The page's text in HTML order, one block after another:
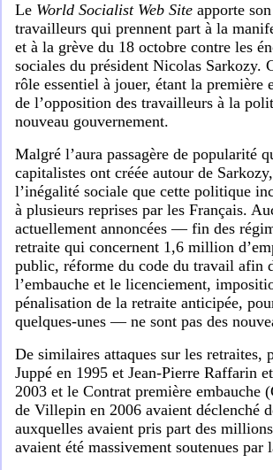
Le World Socialist Web Site apporte
travailleurs qui prennent part à la
et à la grève du 18 octobre contre les
sociales du président Nicolas Sarkozy.
rôle essentiel à jouer, étant la première
de l’opposition des travailleurs à la
nouveau gouvernement.
Malgré l’aura passagère de popularité
capitalistes ont créée autour de
l’inégalité sociale que cette politique
à plusieurs reprises par les Français.
actuellement annoncées — fin des
retraite qui concernent 1,6 million
public, réforme du code du travail afin
l’embauche et le licenciement,
pénalisation de la retraite anticipée,
quelques-unes — ne sont pas des
De similaires attaques sur les retraites,
Juppé en 1995 et Jean-Pierre Raffarin
2003 et le Contrat première embauche
de Villepin en 2006 avaient déclenché
auxquelles avaient pris part des
avaient été massivement soutenues par